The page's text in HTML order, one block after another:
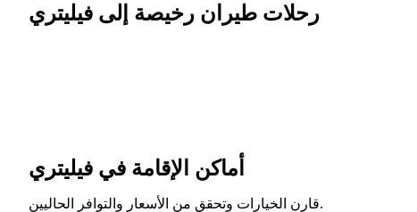
رحلات طيران رخيصة إلى فيليتري
أماكن الإقامة في فيليتري
قارن الخيارات وتحقق من الأسعار والتوافر الحاليين.